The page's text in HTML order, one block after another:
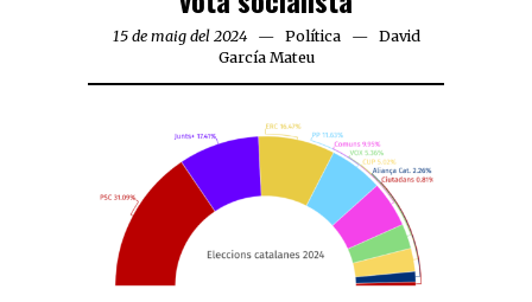
15 de maig del 2024 Política
David
García Mateu